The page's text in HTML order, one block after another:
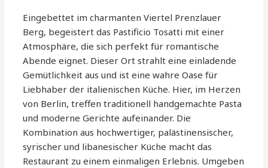
Eingebettet im charmanten Viertel Prenzlauer
Berg, begeistert das Pastificio Tosatti mit einer
Atmosphäre, die sich perfekt für romantische
Abende eignet. Dieser Ort strahlt eine einladende
Gemütlichkeit aus und ist eine wahre Oase für
Liebhaber der italienischen Küche. Hier, im Herzen
von Berlin, treffen traditionell handgemachte Pasta
und moderne Gerichte aufeinander. Die
Kombination aus hochwertiger, palästinensischer,
syrischer und libanesischer Küche macht das
Restaurant zu einem einmaligen Erlebnis. Umgeben